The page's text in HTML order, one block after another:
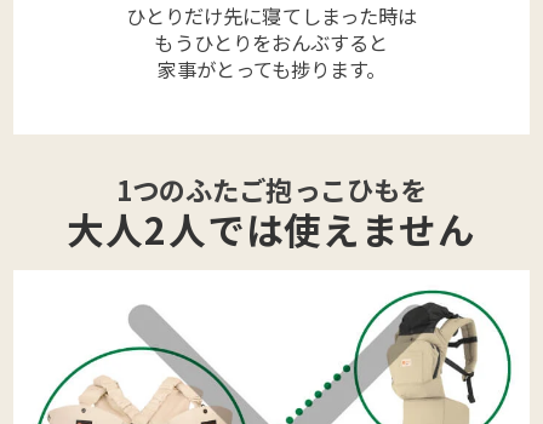
ひとりだけ先に寝てしまった時は
もうひとりをおんぶすると
家事がとっても捗ります。
1つのふたご抱っこひもを
大人2人では使えません